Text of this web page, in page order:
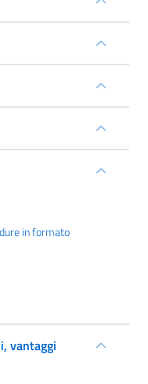
in formato
vantaggi